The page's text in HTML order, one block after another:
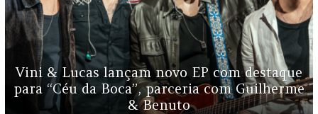
Vini & Lucas lançam novo EP com destaque
para “Céu da Boca”, parceria com Guilherme
& Benuto